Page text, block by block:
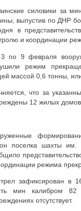
силовики за
выпустив по ДНР
в
и координации
по 9 февраля
режим
массой 0,6 тонны,
что за
12 жилых
поселка шахты им.
режима
зафиксирован в
мин калибром
отсутствует.